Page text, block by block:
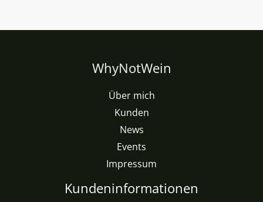
WhyNotWein
Über mich
Kunden
News
Events
Impressum
Kundeninformationen